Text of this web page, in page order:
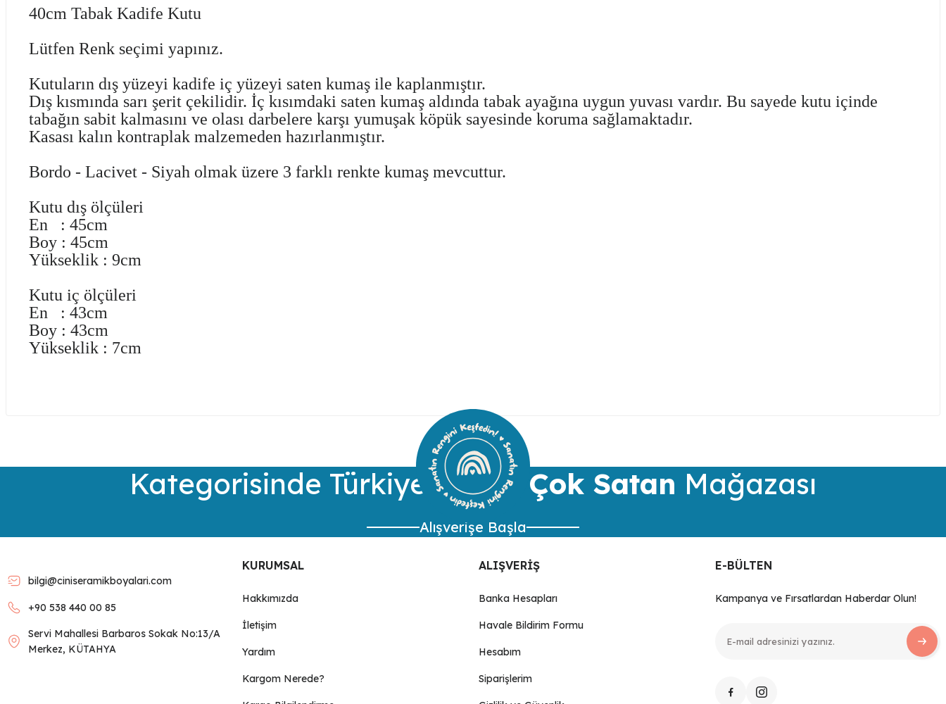
40cm Tabak Kadife Kutu
Lütfen Renk seçimi yapınız.
Kutuların dış yüzeyi kadife iç yüzeyi saten kumaş ile kaplanmıştır.
Dış kısmında sarı şerit çekilidir. İç kısımdaki saten kumaş aldında tabak ayağına uygun yuvası vardır. Bu sayede kutu içinde
tabağın sabit kalmasını ve olası darbelere karşı yumuşak köpük sayesinde koruma sağlamaktadır.
Kasası kalın kontraplak malzemeden hazırlanmıştır.
Bordo - Lacivet - Siyah olmak üzere 3 farklı renkte kumaş mevcuttur.
Kutu dış ölçüleri
En : 45cm
Boy : 45cm
Yükseklik : 9cm
Kutu iç ölçüleri
En : 43cm
Boy : 43cm
Yükseklik : 7cm
Bu ürüne ilk yorumu siz yapın!
Yorum Yaz
Ürün açıklamasında eksik bilgiler bulunuyor.
Kategorisinde Türkiye’ninEn Çok Satan Mağazası
Alışverişe Başla
bilgi@ciniseramikboyalari.com
+90 538 440 00 85
Servi Mahallesi Barbaros Sokak No:13/A
Merkez, KÜTAHYA
KURUMSAL
Hakkımızda
İletişim
Yardım
Kargom Nerede?
ALIŞVERİŞ
Banka Hesapları
Havale Bildirim Formu
Hesabım
Siparişlerim
E-BÜLTEN
Kampanya ve Fırsatlardan Haberdar Olun!